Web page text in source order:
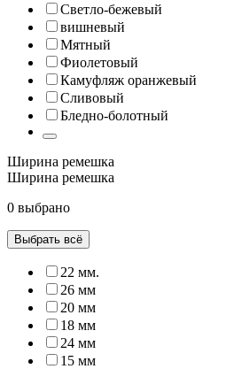
Светло-бежевый
вишневый
Мятный
Фиолетовый
Камуфляж оранжевый
Сливовый
Бледно-болотный
Ширина ремешка
Ширина ремешка
0 выбрано
Выбрать всё
22 мм.
26 мм
20 мм
18 мм
24 мм
15 мм